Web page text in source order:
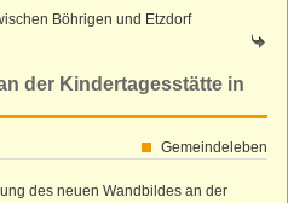
Böhrigen und Etzdorf
der Kindertagesstätte in
Gemeindeleben
des neuen Wandbildes an der